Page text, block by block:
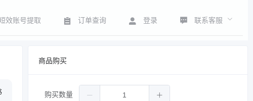
效账号提取 订单查询 登录 联系客服
商品购买
购买数量